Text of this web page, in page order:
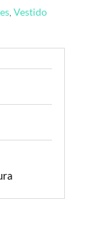
, Vestido